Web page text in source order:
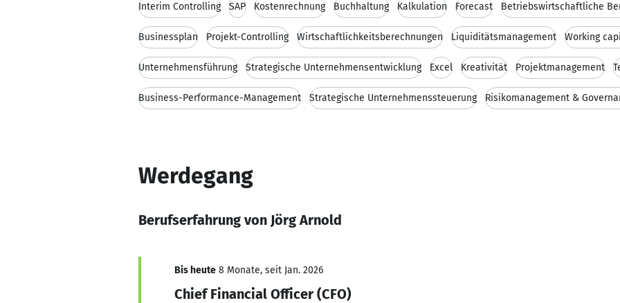
Interim Controlling SAP Kostenrechnung Buchhaltung Kalkulation Forecast Betriebswirtschaftliche
Businessplan Projekt-Controlling Wirtschaftlichkeitsberechnungen Liquiditätsmanagement Working
Unternehmensführung Strategische Unternehmensentwicklung Excel Kreativität Projektmanagement
Business-Performance-Management Strategische Unternehmenssteuerung Risikomanagement &
Werdegang
Berufserfahrung von Jörg Arnold
Bis heute 8 Monate, seit Jan. 2026
Chief Financial Officer (CFO)